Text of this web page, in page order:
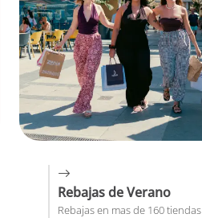
Rebajas de Verano
Rebajas en mas de 160 tiendas